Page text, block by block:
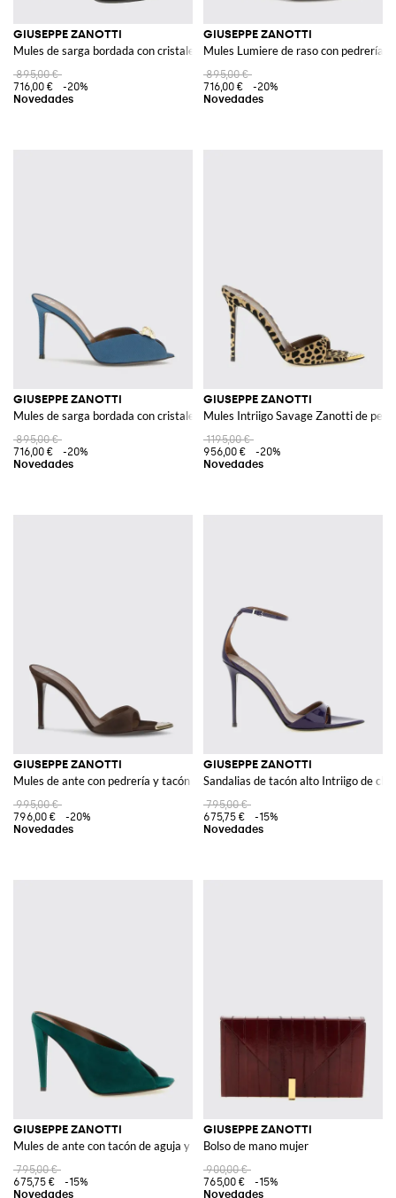
GIUSEPPE ZANOTTI
Mules de sarga bordada con cristales
895,00 €
716,00 €
-20%
GIUSEPPE ZANOTTI
Mules Lumiere de raso con pedrería y
895,00 €
716,00 €
-20%
GIUSEPPE ZANOTTI
Mules de sarga bordada con cristales
895,00 €
716,00 €
-20%
GIUSEPPE ZANOTTI
Mules Intriigo Savage Zanotti de
1195,00 €
956,00 €
-20%
GIUSEPPE ZANOTTI
Mules de ante con pedrería y tacón de aguja
995,00 €
796,00 €
-20%
GIUSEPPE ZANOTTI
Sandalias de tacón alto Intriigo de
795,00 €
675,75 €
-15%
GIUSEPPE ZANOTTI
Mules de ante con tacón de aguja y punta cuadrada
795,00 €
675,75 €
-15%
GIUSEPPE ZANOTTI
Bolso de mano mujer
900,00 €
765,00 €
-15%